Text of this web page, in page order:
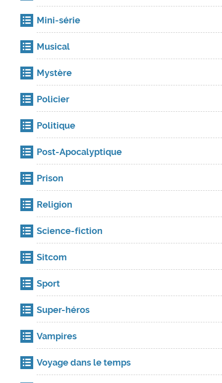
Mini-série
Musical
Mystère
Policier
Politique
Post-Apocalyptique
Prison
Religion
Science-fiction
Sitcom
Sport
Super-héros
Vampires
Voyage dans le temps